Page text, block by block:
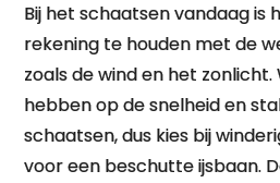
Bij het schaatsen vandaag is
rekening te houden met de
zoals de wind en het zonlicht.
hebben op de snelheid en
schaatsen, dus kies bij
voor een beschutte ijsbaan.